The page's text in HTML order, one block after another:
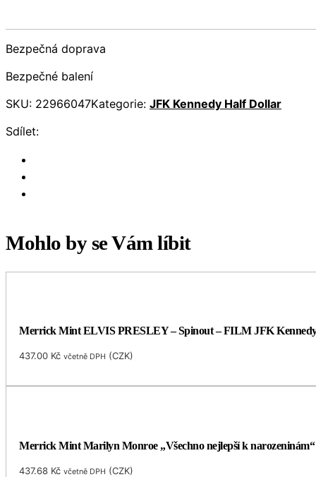
Bezpečná doprava
Bezpečné balení
SKU: 22966047Kategorie: JFK Kennedy Half Dollar
Sdílet:
Mohlo by se Vám líbit
Merrick Mint ELVIS PRESLEY – Spinout – FILM JFK
437.00 Kč včetně DPH (CZK)
Merrick Mint Marilyn Monroe „Všechno nejlepší k
437.68 Kč včetně DPH (CZK)